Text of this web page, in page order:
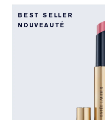
BEST SELLER
NOUVEAUTÉ